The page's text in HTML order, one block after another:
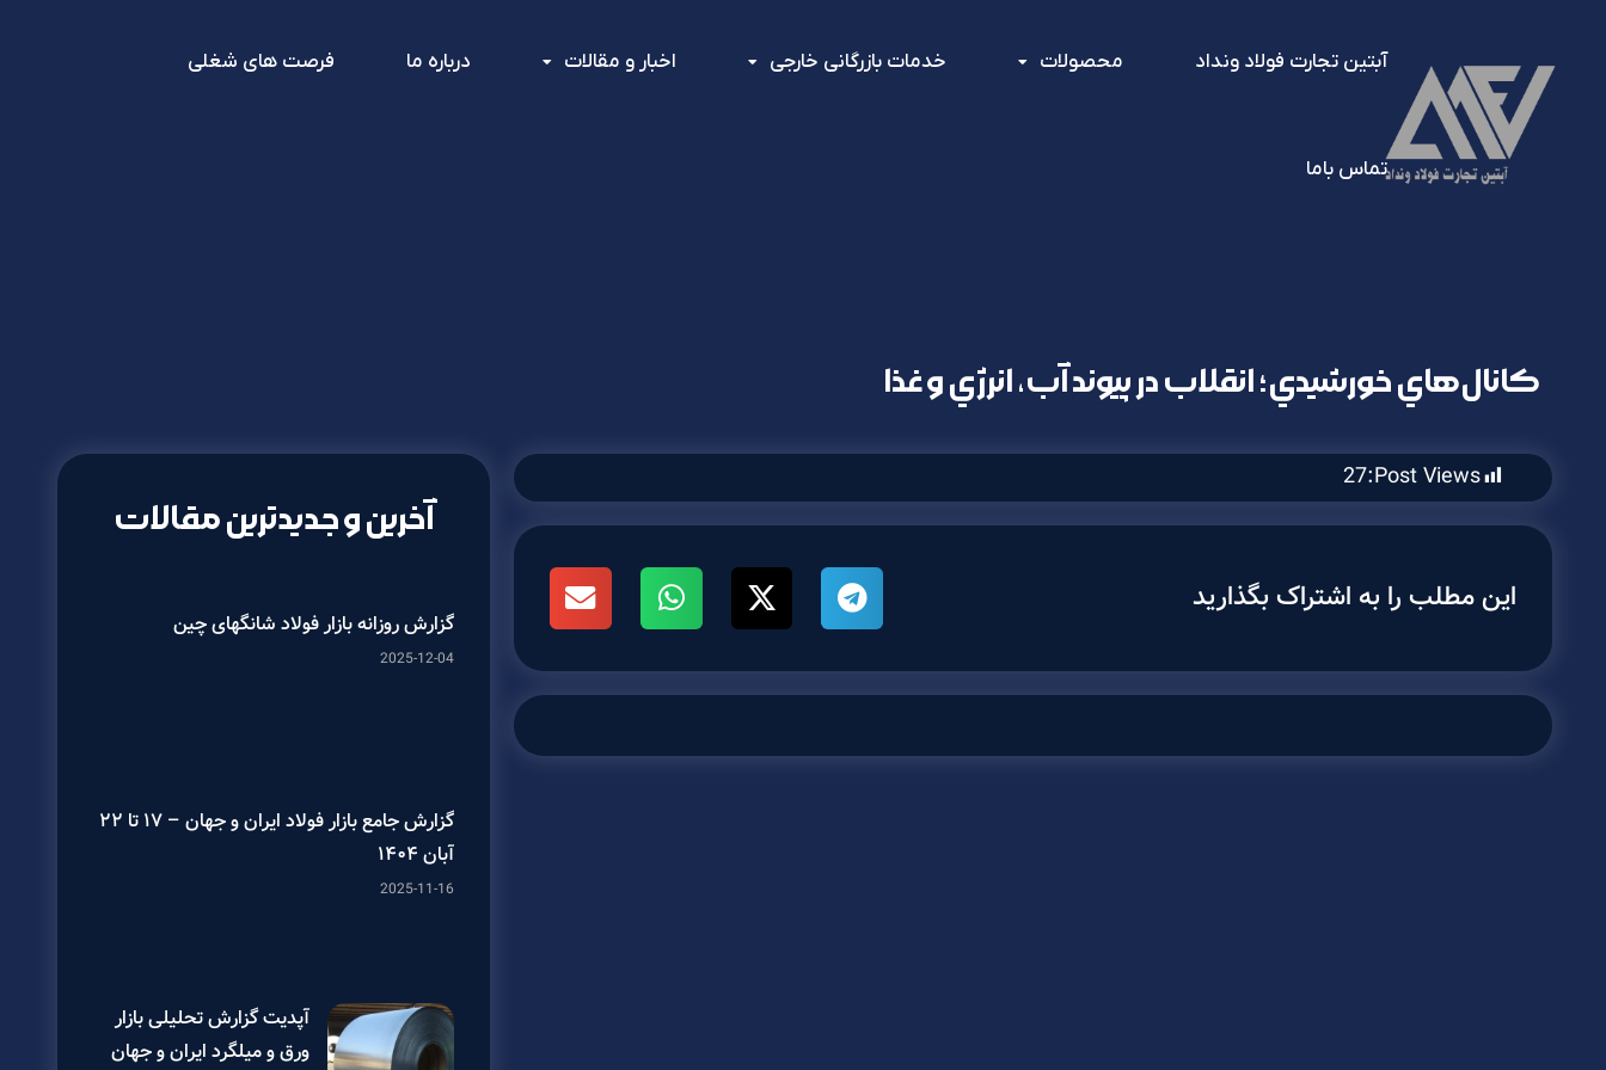
آبتین تجارت فولاد ونداد محصولات خدمات بازرگانی خارجی اخبار و مقالات درباره ما فرصت های شغلی
تماس باما
كانال‌هاي خورشيدي؛ انقلاب در پيوند آب، انرژي و غذا
Post Views:
27
این مطلب را به اشتراک بگذارید
آخرین و جدیدترین مقالات
گزارش روزانه بازار فولاد شانگهای چین
2025-12-04
گزارش جامع بازار فولاد ایران و جهان – ۱۷ تا ۲۲
آبان ۱۴۰۴
2025-11-16
آپدیت گزارش تحلیلی بازار
ورق و میلگرد ایران و جهان